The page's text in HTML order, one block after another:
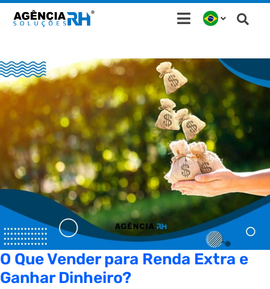
para
conteúdo
O Que Vender para Renda Extra e
Ganhar Dinheiro?